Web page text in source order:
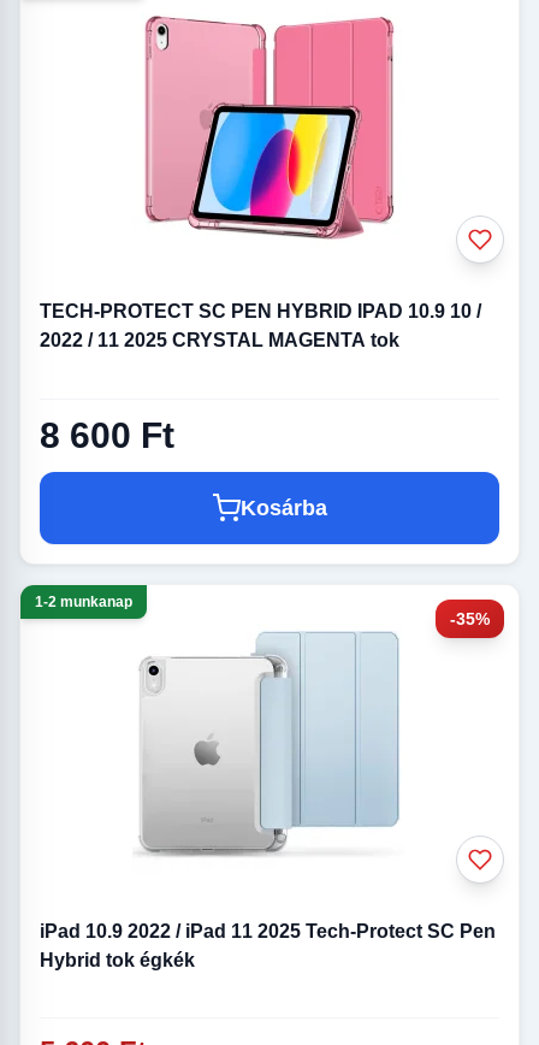
TECH-PROTECT SC PEN HYBRID IPAD 10.9 10 /
2022 / 11 2025 CRYSTAL MAGENTA tok
8 600 Ft
Kosárba
-35%
1-2 munkanap
iPad 10.9 2022 / iPad 11 2025 Tech-Protect SC Pen
Hybrid tok égkék